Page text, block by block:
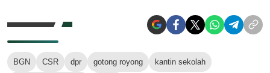
BGN CSR dpr gotong royong kantin sekolah